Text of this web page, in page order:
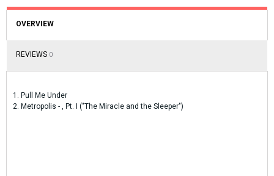
OVERVIEW
REVIEWS 0
1. Pull Me Under
2. Metropolis - , Pt. I ("The Miracle and the Sleeper")